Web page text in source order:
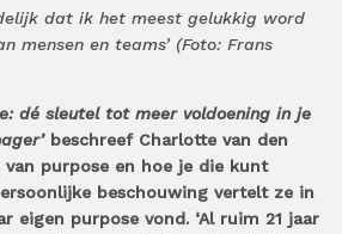
dat ik het meest gelukkig word
mensen en teams’ (Foto: Frans
dé sleutel tot meer voldoening in je
beschreef Charlotte van den
van purpose en hoe je die kunt
beschouwing vertelt ze in
eigen purpose vond. ‘Al ruim 21 jaar